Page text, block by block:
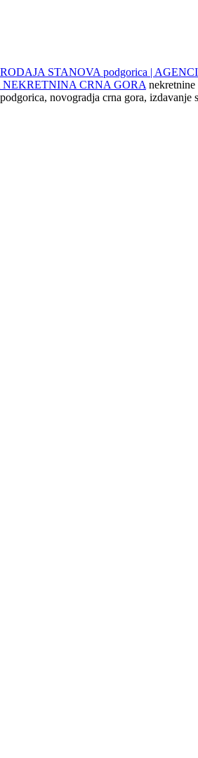
STANOVA podgorica |
NEKRETNINA CRNA GORA
novogradja crna gora, izdavanje